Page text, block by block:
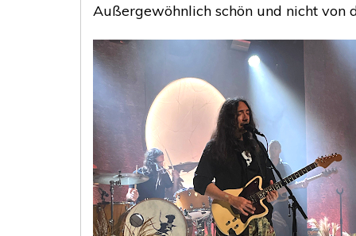
Außergewöhnlich schön und nicht von